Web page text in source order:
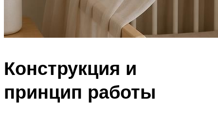
Конструкция и
принцип работы